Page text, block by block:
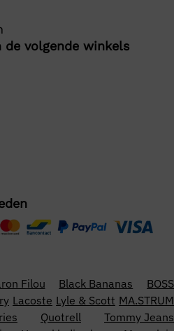
volgende winkels
Filou Black Bananas
BOSS
Lacoste Lyle & Scott MA.STRUM
Quotrell
Tommy Jeans